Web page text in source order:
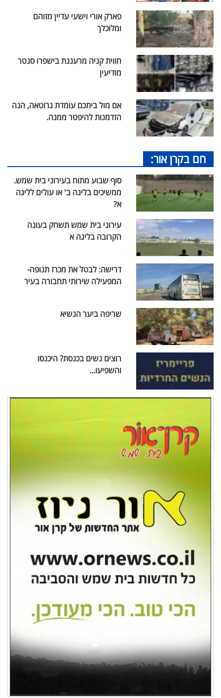
פארק אורי וישעי עדיין מזוהם
ומלוכלך
חווית קניה מרעננת בישפרו סנטר
מודיעין
אם מול ביתכם עומדת גרוטאה, הנה
הזדמנות להיפטר ממנה.
חם בקרן אור:
סוף שבוע מתוח בעירוני בית שמש.
ממשיכים בליגה ב' או עולים לליגה
א?
עירוני בית שמש תשחק בעונה
הקרובה בליגה א
דרישה: לבטל את מכרז תנופה-
המפעילה שירותי תחבורה בעיר
שריפה ביער הנשיא
רוצים נשים בכנסת? היכנסו
והשפיעו...